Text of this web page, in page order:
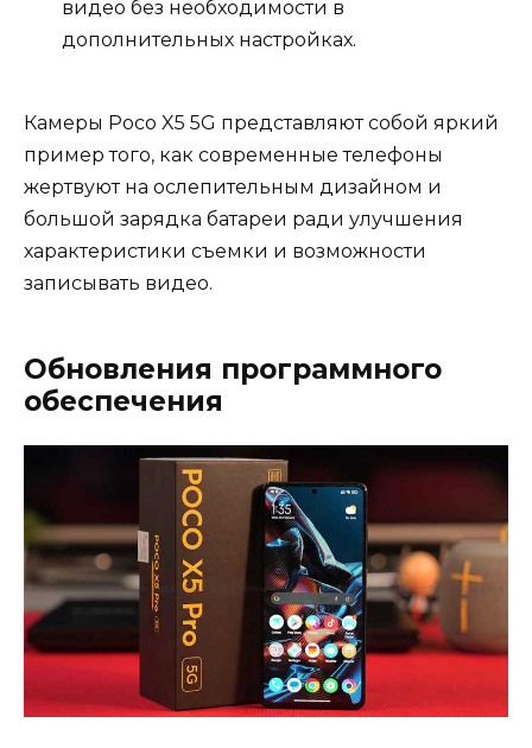
видео без необходимости в
дополнительных настройках.
Камеры Poco X5 5G представляют собой яркий
пример того, как современные телефоны
жертвуют на ослепительным дизайном и
большой зарядка батареи ради улучшения
характеристики съемки и возможности
записывать видео.
Обновления программного
обеспечения